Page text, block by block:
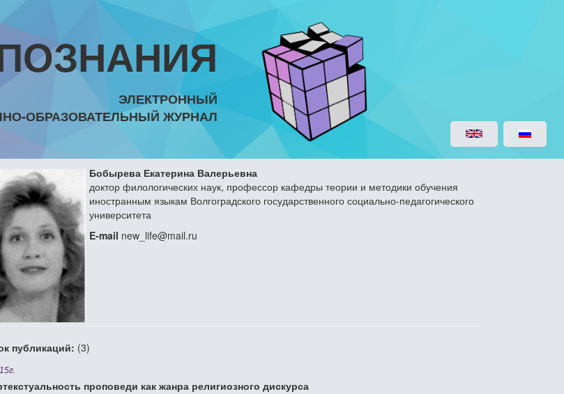
ЭЛЕКТРОННЫЙ
ОБРАЗОВАТЕЛЬНЫЙ ЖУРНАЛ
Бобырева Екатерина Валерьевна
доктор филологических наук, профессор кафедры теории и методики обучения
иностранным языкам Волгоградского государственного социально-педагогического
университета
E-mail new_life@mail.ru
публикаций: (3)
проповеди как жанра религиозного дискурса